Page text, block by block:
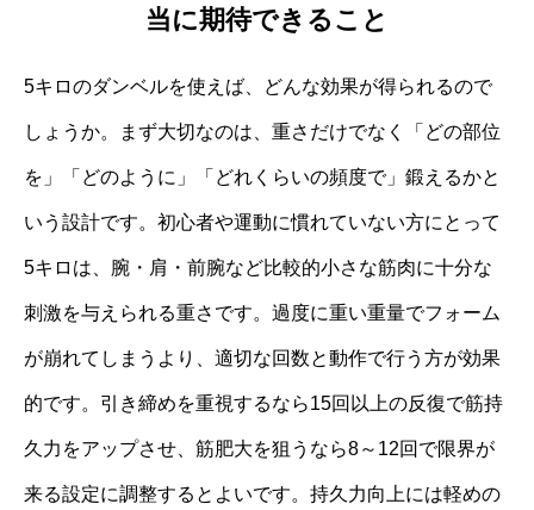
当に期待できること
5キロのダンベルを使えば、どんな効果が得られるので
しょうか。まず大切なのは、重さだけでなく「どの部位
を」「どのように」「どれくらいの頻度で」鍛えるかと
いう設計です。初心者や運動に慣れていない方にとって
5キロは、腕・肩・前腕など比較的小さな筋肉に十分な
刺激を与えられる重さです。過度に重い重量でフォーム
が崩れてしまうより、適切な回数と動作で行う方が効果
的です。引き締めを重視するなら15回以上の反復で筋持
久力をアップさせ、筋肥大を狙うなら8～12回で限界が
来る設定に調整するとよいです。持久力向上には軽めの